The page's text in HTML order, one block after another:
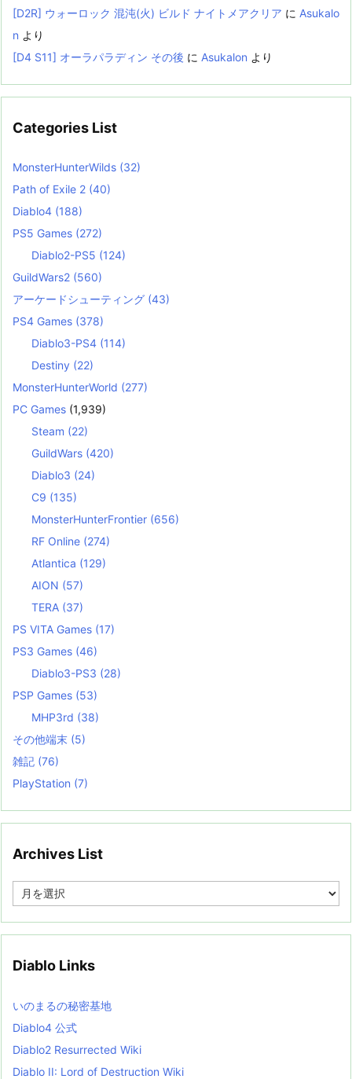
[D2R] ウォーロック 混沌(火) ビルド ナイトメアクリア に Asukalo
n より
[D4 S11] オーラパラディン その後 に Asukalon より
Categories List
MonsterHunterWilds (32)
Path of Exile 2 (40)
Diablo4 (188)
PS5 Games (272)
Diablo2-PS5 (124)
GuildWars2 (560)
アーケードシューティング (43)
PS4 Games (378)
Diablo3-PS4 (114)
Destiny (22)
MonsterHunterWorld (277)
PC Games (1,939)
Steam (22)
GuildWars (420)
Diablo3 (24)
C9 (135)
MonsterHunterFrontier (656)
RF Online (274)
Atlantica (129)
AION (57)
TERA (37)
PS VITA Games (17)
PS3 Games (46)
Diablo3-PS3 (28)
PSP Games (53)
MHP3rd (38)
その他端末 (5)
雑記 (76)
PlayStation (7)
Archives List
e
i
s
t
Diablo Links
いのまるの秘密基地
Diablo4 公式
Diablo2 Resurrected Wiki
Diablo II: Lord of Destruction Wiki